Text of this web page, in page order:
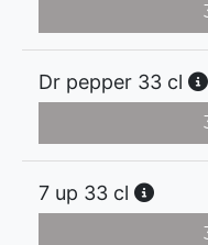
Dr pepper 33 cl
7 up 33 cl